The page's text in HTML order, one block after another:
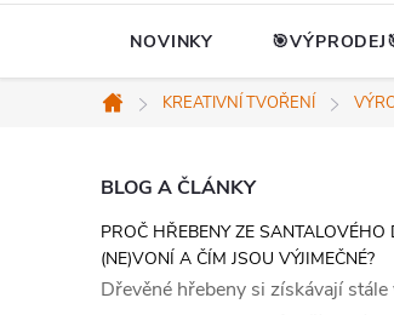
NOVINKY
Domů
KREATIVNÍ TVOŘENÍ
P
o
BLOG A ČLÁNKY
PROČ HŘEBENY ZE SANTALOVÉHO
(NE)VONÍ A ČÍM JSOU VÝJIMEČNÉ?
Dřevěné hřebeny si získávají stále